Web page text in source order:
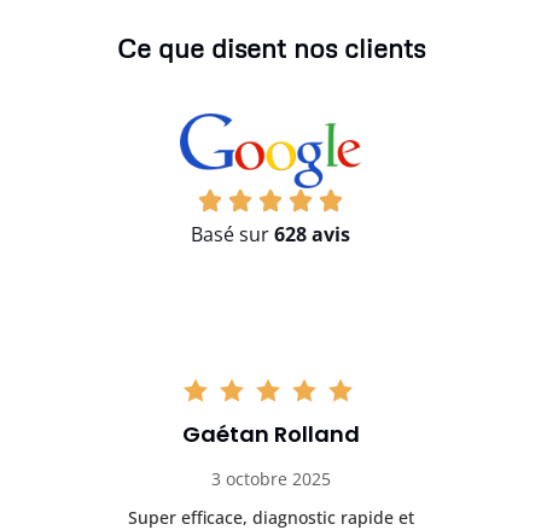
Ce que disent nos clients
Basé sur628 avis
Gaétan Rolland
3 octobre 2025
Super efficace, diagnostic rapide et